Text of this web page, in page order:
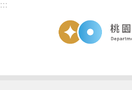
跳到主要內容區塊
:::